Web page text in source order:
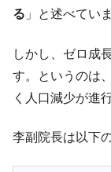
『Money1』
『Money1』
ほぼ終わった」
『Money1』
『Money1』
る 」と述べてい
しかし、ゼロ成
す。というのは
く人口減少が進
李副院長は以下